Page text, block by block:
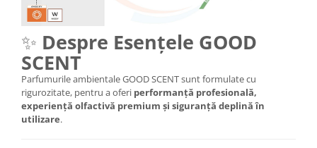
✨ Despre Esențele GOOD
SCENT
Parfumurile ambientale GOOD SCENT sunt formulate cu
rigurozitate, pentru a oferi performanță profesională,
experiență olfactivă premium și siguranță deplină în
utilizare.